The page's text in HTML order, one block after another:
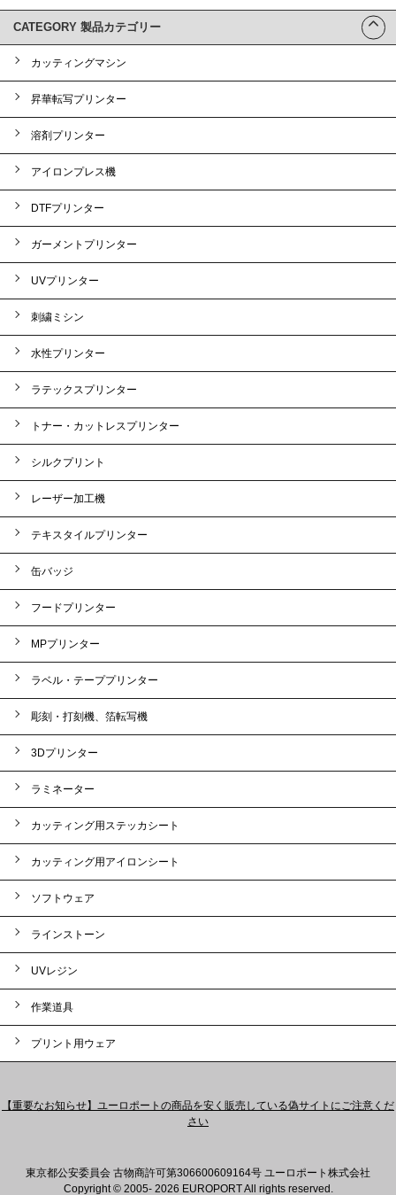
CATEGORY 製品カテゴリー
カッティングマシン
昇華転写プリンター
溶剤プリンター
アイロンプレス機
DTFプリンター
ガーメントプリンター
UVプリンター
刺繍ミシン
水性プリンター
ラテックスプリンター
トナー・カットレスプリンター
シルクプリント
レーザー加工機
テキスタイルプリンター
缶バッジ
フードプリンター
MPプリンター
ラベル・テーププリンター
彫刻・打刻機、箔転写機
3Dプリンター
ラミネーター
カッティング用ステッカシート
カッティング用アイロンシート
ソフトウェア
ラインストーン
UVレジン
作業道具
プリント用ウェア
【重要なお知らせ】ユーロポートの商品を安く販売している偽サイトにご注意くだ
さい
東京都公安委員会 古物商許可第306600609164号 ユーロポート株式会社
Copyright © 2005- 2026 EUROPORT All rights reserved.